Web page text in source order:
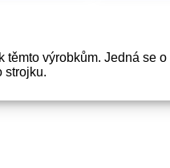
výrobkům. Jedná se
strojku.